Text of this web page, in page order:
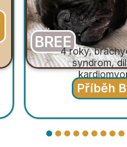
SAO
7 let, šarpejí
(SPAID/
Příběh
4 5 6 7 8 9 1011